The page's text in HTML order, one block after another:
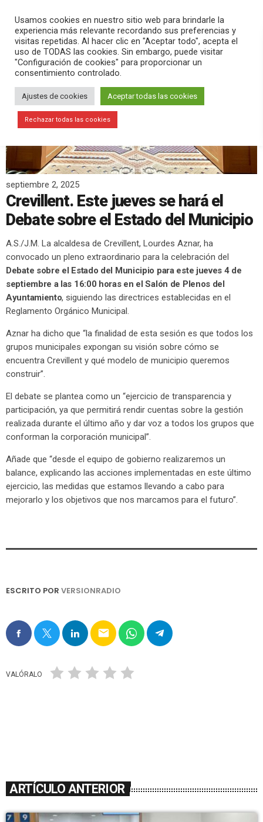
search menu pause PLAY
septiembre 2, 2025
Crevillent. Este jueves se hará el
Debate sobre el Estado del Municipio
A.S./J.M. La alcaldesa de Crevillent, Lourdes Aznar, ha
convocado un pleno extraordinario para la celebración del
Debate sobre el Estado del Municipio para este jueves 4 de
septiembre a las 16:00 horas en el Salón de Plenos del
Ayuntamiento, siguiendo las directrices establecidas en el
Reglamento Orgánico Municipal.
Aznar ha dicho que “la finalidad de esta sesión es que todos los
grupos municipales expongan su visión sobre cómo se
encuentra Crevillent y qué modelo de municipio queremos
construir”.
El debate se plantea como un “ejercicio de transparencia y
participación, ya que permitirá rendir cuentas sobre la gestión
realizada durante el último año y dar voz a todos los grupos que
conforman la corporación municipal”.
Añade que “desde el equipo de gobierno realizaremos un
balance, explicando las acciones implementadas en este último
ejercicio, las medidas que estamos llevando a cabo para
mejorarlo y los objetivos que nos marcamos para el futuro”.
ESCRITO POR VERSIONRADIO
email
VALÓRALO
ARTÍCULO ANTERIOR
Usamos cookies en nuestro sitio web para brindarle la
experiencia más relevante recordando sus preferencias y
visitas repetidas. Al hacer clic en "Aceptar todo", acepta el
uso de TODAS las cookies. Sin embargo, puede visitar
"Configuración de cookies" para proporcionar un
consentimiento controlado.
Ajustes de cookies Aceptar todas las cookies
Rechazar todas las cookies